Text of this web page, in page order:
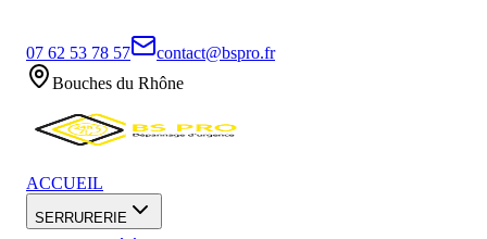
07 62 53 78 57
contact@bspro.fr
Bouches du Rhône
ACCUEIL
SERRURERIE